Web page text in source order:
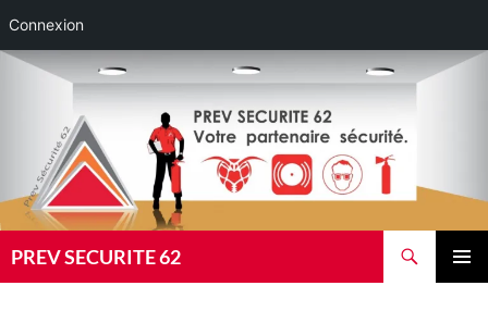
Connexion
Aller
PREV SECURITE 62